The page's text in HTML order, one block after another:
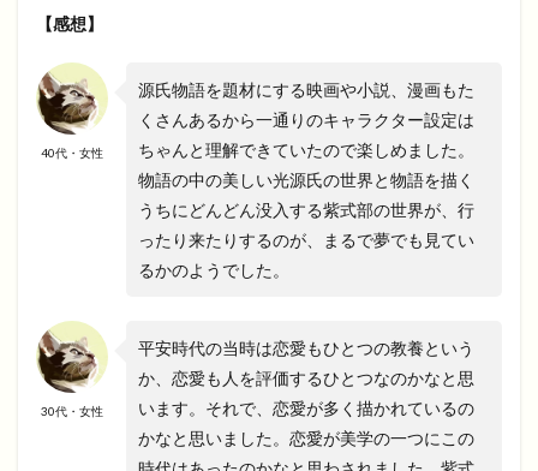
【感想】
40代・女性
源氏物語を題材にする映画や小説、漫画もた
くさんあるから一通りのキャラクター設定は
ちゃんと理解できていたので楽しめました。
物語の中の美しい光源氏の世界と物語を描く
うちにどんどん没入する紫式部の世界が、行
ったり来たりするのが、まるで夢でも見てい
るかのようでした。
30代・女性
平安時代の当時は恋愛もひとつの教養という
か、恋愛も人を評価するひとつなのかなと思
います。それで、恋愛が多く描かれているの
かなと思いました。恋愛が美学の一つにこの